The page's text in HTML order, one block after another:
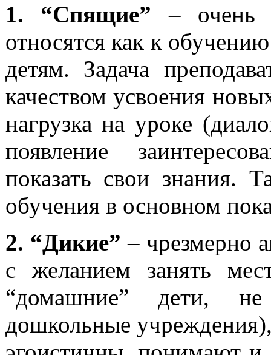
1. “Спящие”– очень
относятся как к
детям. Задача
качеством усвоения
нагрузка на уроке
появление
показать свои знания.
обучения в основном
2. “Дикие” – чрезмерно
с желанием занять
“домашние” дети,
дошкольные